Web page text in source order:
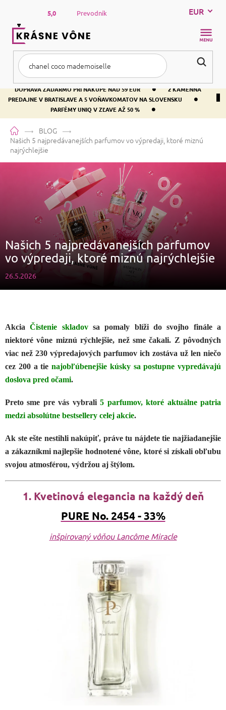
obsah
DOPRAVA ZADARMO PRI NÁKUPE NAD 59 EUR •
2 KAMENNÁ
PREDAJNE V BRATISLAVE A 5 VOŇAVKOMATOV NA SLOVENSKU
•
PARFÉMY UNIQ V ZĽAVE AŽ 50 % •
5,0 Prevodník EUR
DomovBLOG
Našich 5 najpredávanejších parfumov vo výpredaji, ktoré miznú
najrýchlejšie
Našich 5 najpredávanejších parfumov
vo výpredaji, ktoré miznú najrýchlejšie
26.5.2026
AkciaČistenie skladovsa pomaly blíži do svojho finále a
niektoré vône miznú rýchlejšie, než sme čakali. Z pôvodných
viac než 230 výpredajových parfumov ich zostáva už len niečo
cez 200 a tie najobľúbenejšie kúsky sa postupne vypredávajú
doslova pred očami.
Preto sme pre vás vybrali5 parfumov, ktoré aktuálne patria
medzi absolútne bestsellery celej akcie.
Ak ste ešte nestihli nakúpiť, práve tu nájdete tie najžiadanejšie
a zákazníkmi najlepšie hodnotené vône, ktoré si získali obľubu
svojou atmosférou, výdržou aj štýlom.
1. Kvetinová elegancia na každý deň
PURE No. 2454 - 33%
inšpirovaný vôňou Lancôme Miracle